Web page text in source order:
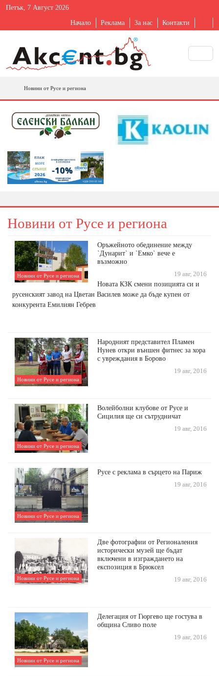
Петък, 7 Август 2026
Начало Реклама За нас Контакти
Новини от Русе и региона
Новини от Русе и региона
Новини от Русе и региона
Оръжейното обединение между
`Дунарит` и `Емко` вече е
възможно
19 авг, 2016
Новата КЗК смени позицията си и
русенският завод на Цветан Василев може да бъде купен от
конкурента Емилиян Гебрев
Новини от Русе и региона
Народният представител Пламен
Нунев откри външен фитнес за хора
с увреждания в Борово
19 авг, 2016
Новини от Русе и региона
Волейболни клубове от Русе и
Сицилия ще си сътрудничат
19 авг, 2016
Новини от Русе и региона
Русе с реклама в сърцето на Париж
19 авг, 2016
Новини от Русе и региона
Две фотографии от Регионаления
исторически музей ще бъдат
включени в изграждането на
експозиция в Брюксел
19 авг, 2016
Новини от Русе и региона
Делегация от Гюргево ще гостува в
община Сливо поле
19 авг, 2016